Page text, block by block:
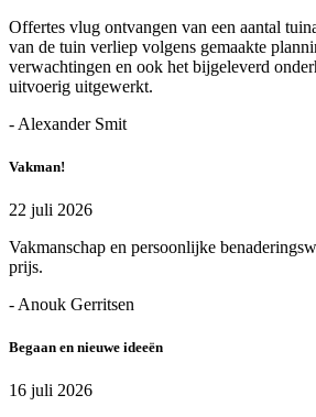
Offertes vlug ontvangen van een aantal
van de tuin verliep volgens gemaakte
verwachtingen en ook het bijgeleverd
uitvoerig uitgewerkt.
- Alexander Smit
Vakman!
22 juli 2026
Vakmanschap en persoonlijke
prijs.
- Anouk Gerritsen
Begaan en nieuwe ideeën
16 juli 2026